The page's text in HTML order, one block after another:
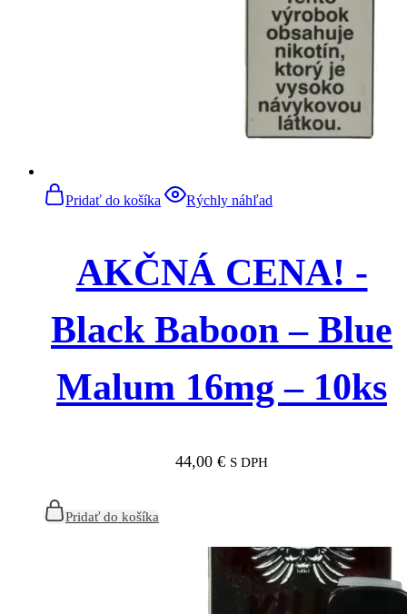
Pridať do košíka Rýchly náhľad
AKČNÁ CENA! -
Black Baboon – Blue
Malum 16mg – 10ks
44,00 € S DPH
Pridať do košíka